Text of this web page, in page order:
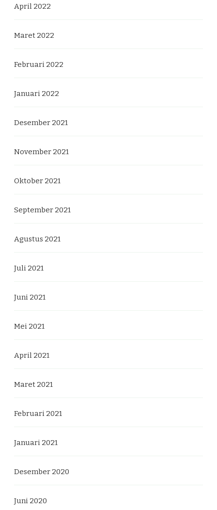
April 2022
Maret 2022
Februari 2022
Januari 2022
Desember 2021
November 2021
Oktober 2021
September 2021
Agustus 2021
Juli 2021
Juni 2021
Mei 2021
April 2021
Maret 2021
Februari 2021
Januari 2021
Desember 2020
Juni 2020